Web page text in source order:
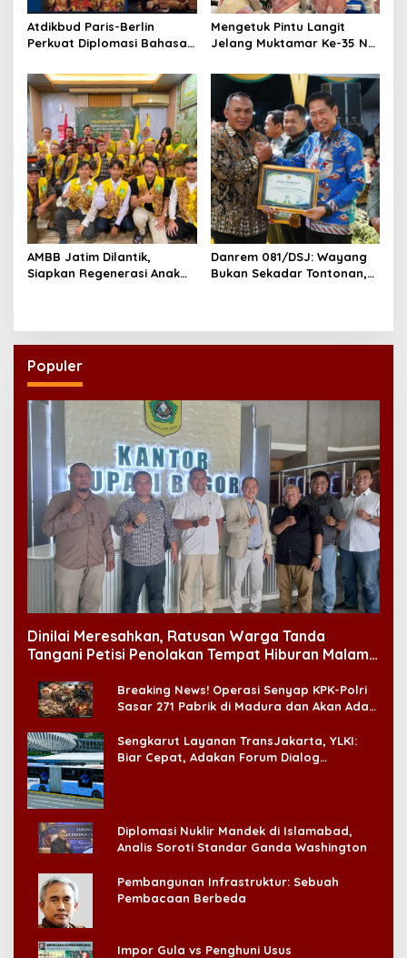
Atdikbud Paris-Berlin
Perkuat Diplomasi Bahasa
Mengetuk Pintu Langit
Jelang Muktamar Ke-35 NU,
di Surabaya
AMBB Jatim Dilantik,
Siapkan Regenerasi Anak
Danrem 081/DSJ: Wayang
Bukan Sekadar Tontonan,
Populer
Dinilai Meresahkan, Ratusan Warga Tanda
Tangani Petisi Penolakan Tempat Hiburan Malam
Breaking News! Operasi Senyap KPK-Polri
Sasar 271 Pabrik di Madura dan Akan Ada
Sengkarut Layanan TransJakarta, YLKI:
Biar Cepat, Adakan Forum Dialog
Diplomasi Nuklir Mandek di Islamabad,
Analis Soroti Standar Ganda Washington
Pembangunan Infrastruktur: Sebuah
Pembacaan Berbeda
Impor Gula vs Penghuni Usus